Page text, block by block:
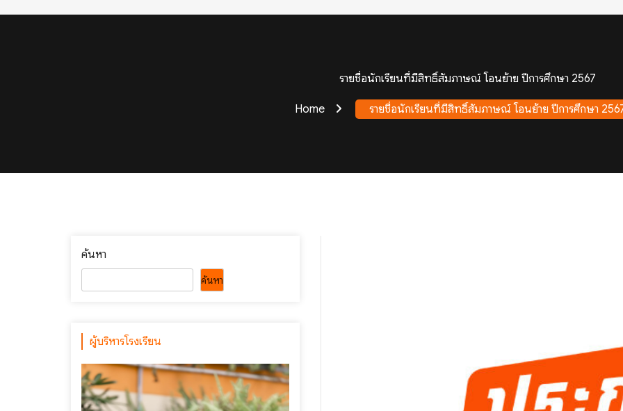
รายชื่อนักเรียนที่มีสิทธิ์สัมภาษณ์ โอนย้าย ปีการศึกษา 2567
Home รายชื่อนักเรียนที่มีสิทธิ์สัมภาษณ์ โอนย้าย ปีการศึกษา
ค้นหา
ค้นหา
ผู้บริหารโรงเรียน